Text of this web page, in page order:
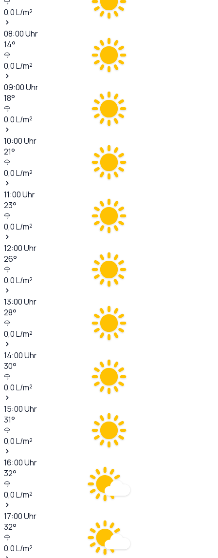
0,0L/m²
08:00Uhr
14°
0,0L/m²
09:00Uhr
18°
0,0L/m²
10:00Uhr
21°
0,0L/m²
11:00Uhr
23°
0,0L/m²
12:00Uhr
26°
0,0L/m²
13:00Uhr
28°
0,0L/m²
14:00Uhr
30°
0,0L/m²
15:00Uhr
31°
0,0L/m²
16:00Uhr
32°
0,0L/m²
17:00Uhr
32°
0,0L/m²